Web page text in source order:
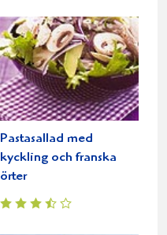
Pastasallad med
kyckling och franska
örter